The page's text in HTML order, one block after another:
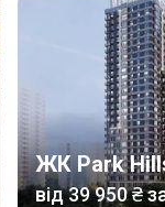
від‍39 950 ₴